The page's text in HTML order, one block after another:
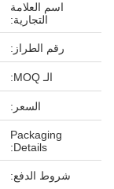
اسم العلامة
التجارية:
رقم الطراز:
الـ MOQ:
السعر:
Packaging
Details:
شروط الدفع: